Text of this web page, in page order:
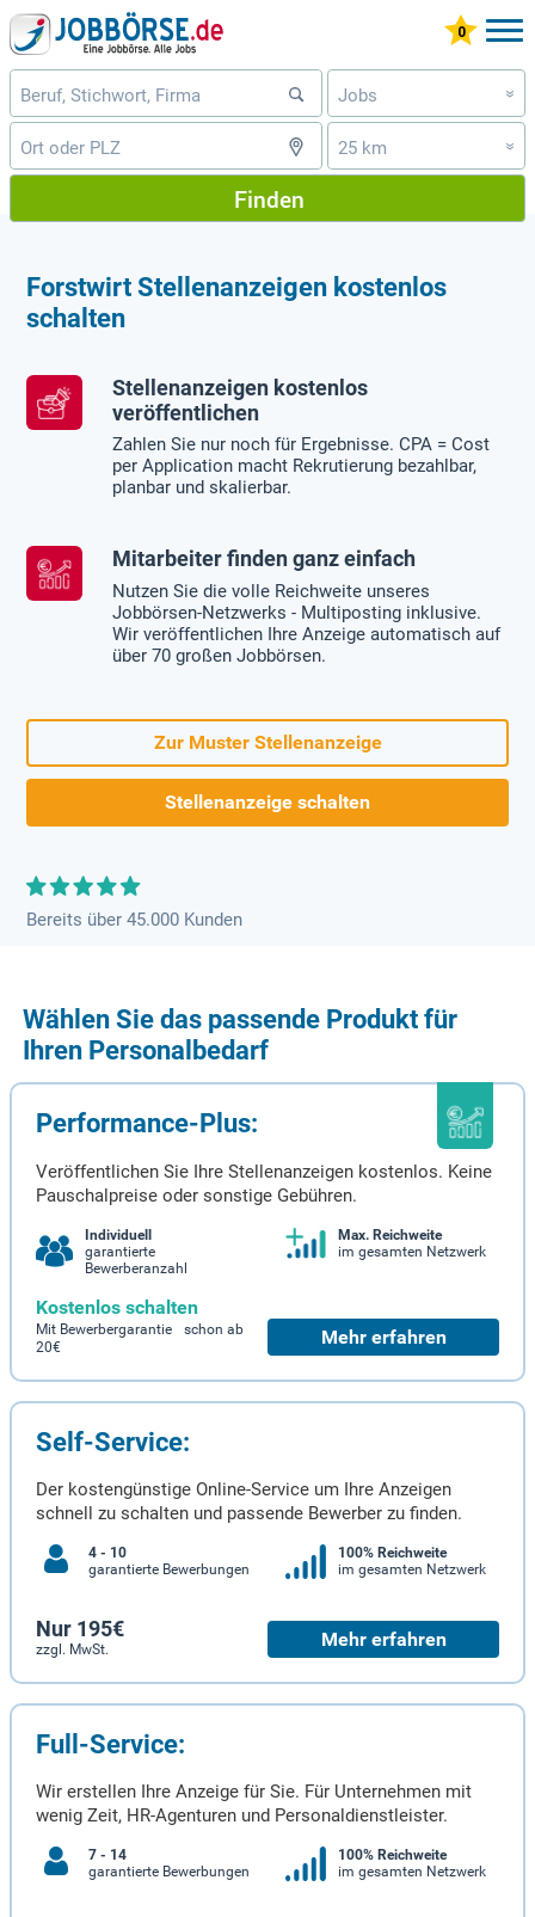
Jobs »
25 km »
Finden
Forstwirt Stellenanzeigen kostenlos
schalten
Stellenanzeigen kostenlos
veröffentlichen
Zahlen Sie nur noch für Ergebnisse. CPA = Cost
per Application macht Rekrutierung bezahlbar,
planbar und skalierbar.
Mitarbeiter finden ganz einfach
Nutzen Sie die volle Reichweite unseres
Jobbörsen-Netzwerks - Multiposting inklusive.
Wir veröffentlichen Ihre Anzeige automatisch auf
über 70 großen Jobbörsen.
Zur Muster Stellenanzeige
Stellenanzeige schalten
Bereits über 45.000 Kunden
Wählen Sie das passende Produkt für
Ihren Personalbedarf
Performance-Plus:
Veröffentlichen Sie Ihre Stellenanzeigen kostenlos. Keine
Pauschalpreise oder sonstige Gebühren.
Individuell
garantierte
Bewerberanzahl
Max. Reichweite
im gesamten Netzwerk
Kostenlos schalten
Mit Bewerbergarantie schon ab
20€
Mehr erfahren
Self-Service:
Der kostengünstige Online-Service um Ihre Anzeigen
schnell zu schalten und passende Bewerber zu finden.
4 - 10
garantierte Bewerbungen
100% Reichweite
im gesamten Netzwerk
Nur 195€
zzgl. MwSt. Mehr erfahren
Full-Service:
Wir erstellen Ihre Anzeige für Sie. Für Unternehmen mit
wenig Zeit, HR-Agenturen und Personaldienstleister.
7 - 14
garantierte Bewerbungen
100% Reichweite
im gesamten Netzwerk